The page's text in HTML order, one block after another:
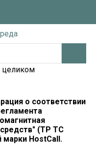
целиком
о соответствии
(ТР ТС
марки HostCall.